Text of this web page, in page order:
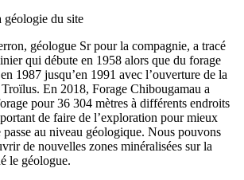
du site
géologue Sr pour la compagnie, a tracé
qui débute en 1958 alors que du forage
1987 jusqu’en 1991 avec l’ouverture de la
En 2018, Forage Chibougamau a
pour 36 304 mètres à différents endroits
de faire de l’exploration pour mieux
au niveau géologique. Nous pouvons
de nouvelles zones minéralisées sur la
le géologue.